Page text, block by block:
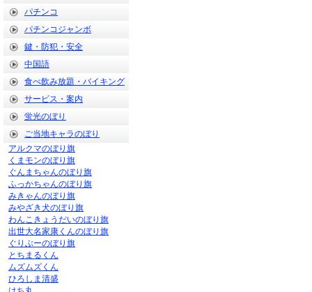
パチンコ
パチンコジャンボ
鍵・防犯・安全
中国語
食べ飲み放題・バイキング
サービス・案内
蛍光のぼり
ご当地キャラのぼり
アルクマのぼり旗
くまモンのぼり旗
ぐんまちゃんのぼり旗
ふっかちゃんのぼり旗
みきゃんのぼり旗
みやざき犬のぼり旗
わんこきょうだいのぼり旗
出世大名家康くんのぼり旗
ぐりぶーのぼり旗
とちまるくん
ムズムズくん
ひろしま清盛